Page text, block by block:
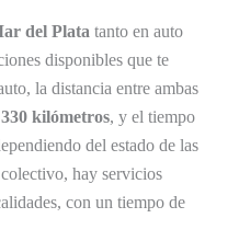
del Plata tanto en auto
disponibles que te
la distancia entre ambas
330 kilómetros, y el tiempo
del estado de las
hay servicios
con un tiempo de